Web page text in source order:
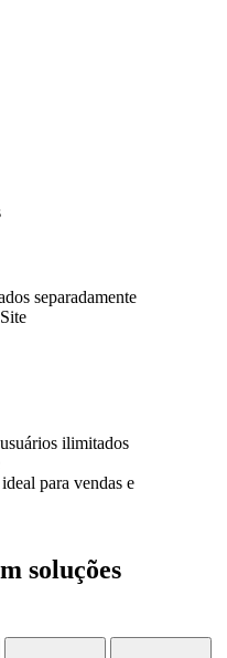
separadamente
ilimitados
para vendas e
soluções